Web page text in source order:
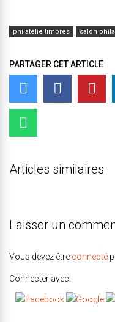
philatélie timbres salon
PARTAGER CET ARTICLE
Articles similaires
Laisser un
Vous devez être connecté
Connecter avec: